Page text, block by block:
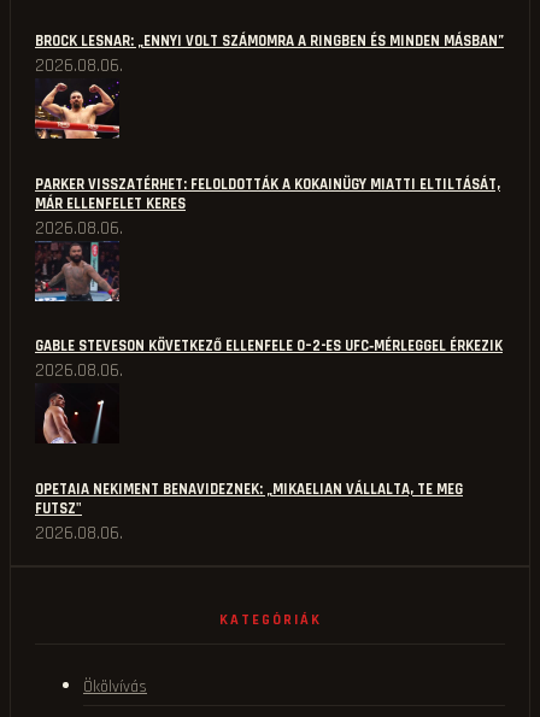
BROCK LESNAR: „ENNYI VOLT SZÁMOMRA A RINGBEN ÉS MINDEN MÁSBAN”
2026.08.06.
PARKER VISSZATÉRHET: FELOLDOTTÁK A KOKAINÜGY MIATTI ELTILTÁSÁT,
MÁR ELLENFELET KERES
2026.08.06.
GABLE STEVESON KÖVETKEZŐ ELLENFELE 0–2-ES UFC‑MÉRLEGGEL ÉRKEZIK
2026.08.06.
OPETAIA NEKIMENT BENAVIDEZNEK: „MIKAELIAN VÁLLALTA, TE MEG
FUTSZ"
2026.08.06.
KATEGÓRIÁK
Ökölvívás